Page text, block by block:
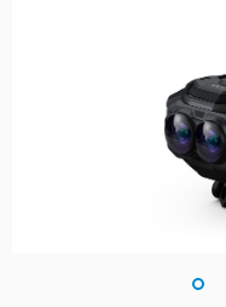
United States